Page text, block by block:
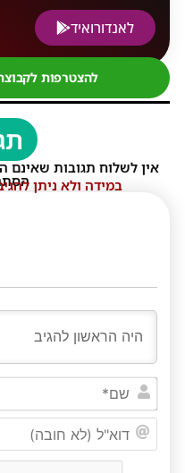
לאנדורואיד
להצטרפות
אין לשלוח תגובות שאינם
במידה ולא ניתן